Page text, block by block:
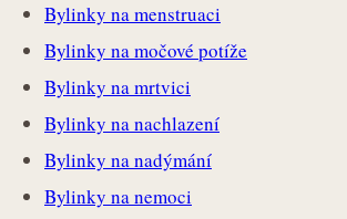
Bylinky na menstruaci
Bylinky na močové potíže
Bylinky na mrtvici
Bylinky na nachlazení
Bylinky na nadýmání
Bylinky na nemoci